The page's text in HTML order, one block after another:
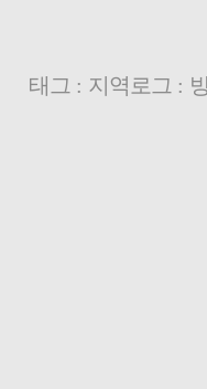
태그 : 지역로그 :